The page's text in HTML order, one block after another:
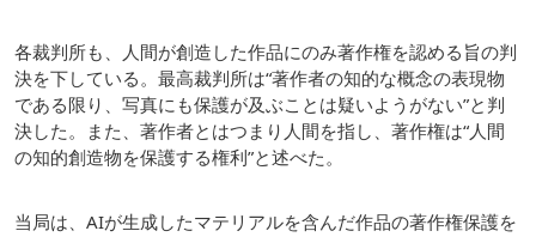
各裁判所も、人間が創造した作品にのみ著作権を認める旨の判
決を下している。最高裁判所は“著作者の知的な概念の表現物
である限り、写真にも保護が及ぶことは疑いようがない”と判
決した。また、著作者とはつまり人間を指し、著作権は“人間
の知的創造物を保護する権利”と述べた。
当局は、AIが生成したマテリアルを含んだ作品の著作権保護を